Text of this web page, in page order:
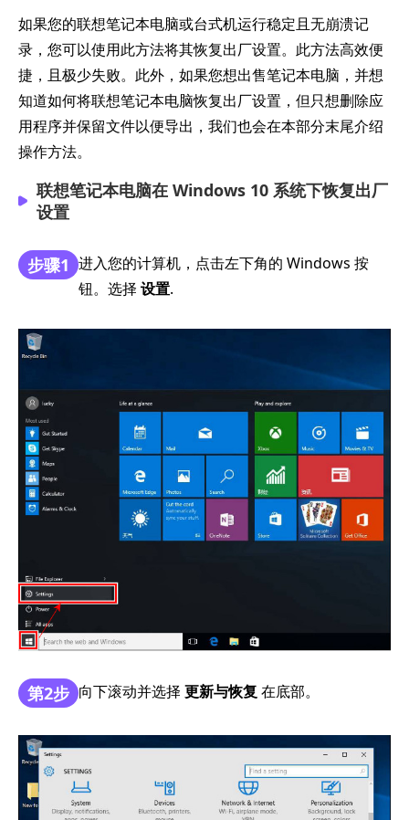
如果您的联想笔记本电脑或台式机运行稳定且无崩溃记
录，您可以使用此方法将其恢复出厂设置。此方法高效便
捷，且极少失败。此外，如果您想出售笔记本电脑，并想
知道如何将联想笔记本电脑恢复出厂设置，但只想删除应
用程序并保留文件以便导出，我们也会在本部分末尾介绍
操作方法。
联想笔记本电脑在 Windows 10 系统下恢复出厂
设置
步骤1 进入您的计算机，点击左下角的 Windows 按
钮。选择 设置.
第2步 向下滚动并选择 更新与恢复 在底部。